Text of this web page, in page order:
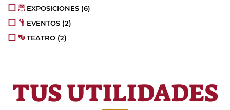
EXPOSICIONES (6)
EVENTOS (2)
TEATRO (2)
TUS UTILIDADES